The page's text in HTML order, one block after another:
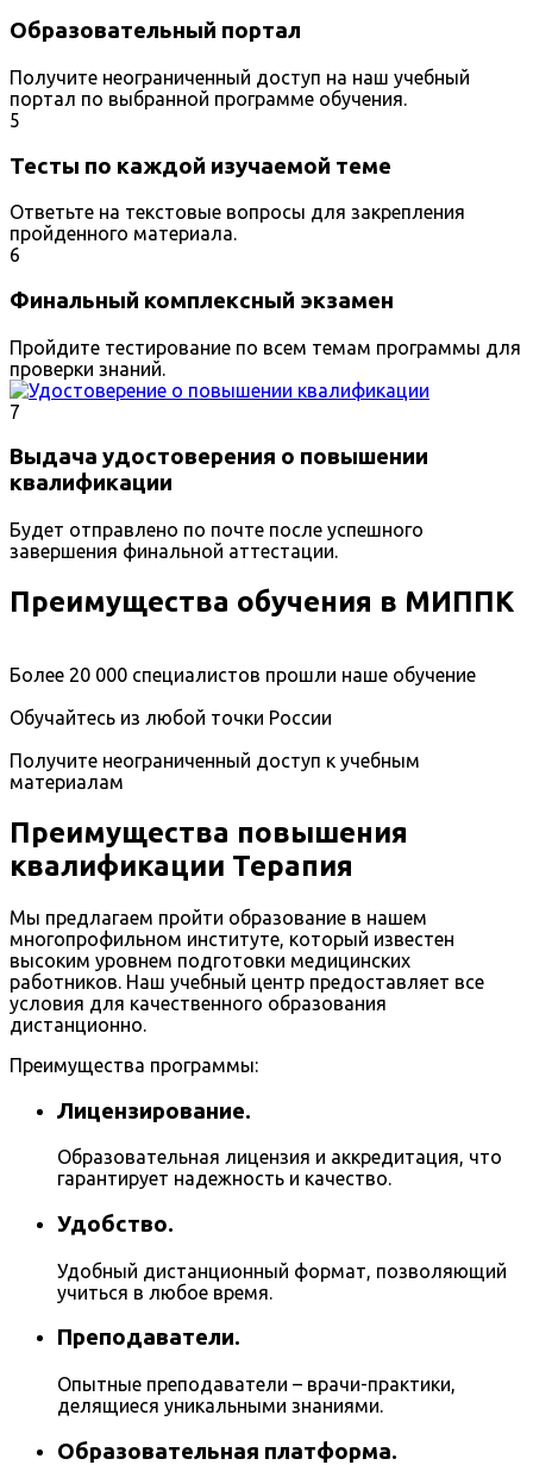
Образовательный портал
Получите неограниченный доступ на наш учебный
портал по выбранной программе обучения.
5
Тесты по каждой изучаемой теме
Ответьте на текстовые вопросы для закрепления
пройденного материала.
6
Финальный комплексный экзамен
Пройдите тестирование по всем темам программы для
проверки знаний.
7
Выдача удостоверения о повышении
квалификации
Будет отправлено по почте после успешного
завершения финальной аттестации.
Преимущества обучения в МИППК
Более 20 000 специалистов прошли наше обучение
Обучайтесь из любой точки России
Получите неограниченный доступ к учебным
материалам
Преимущества повышения
квалификации Терапия
Мы предлагаем пройти образование в нашем
многопрофильном институте, который известен
высоким уровнем подготовки медицинских
работников. Наш учебный центр предоставляет все
условия для качественного образования
дистанционно.
Преимущества программы:
Лицензирование.
Образовательная лицензия и аккредитация, что
гарантирует надежность и качество.
Удобство.
Удобный дистанционный формат, позволяющий
учиться в любое время.
Преподаватели.
Опытные преподаватели – врачи-практики,
делящиеся уникальными знаниями.
Образовательная платформа.